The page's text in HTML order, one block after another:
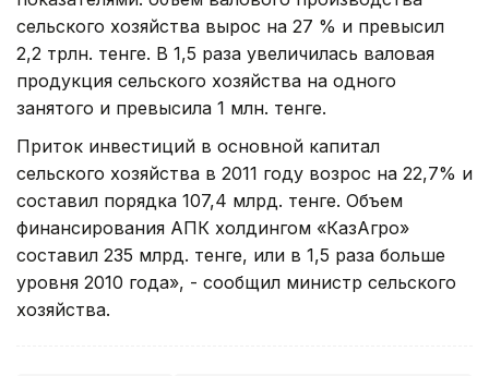
сельского хозяйства вырос на 27 % и превысил
2,2 трлн. тенге. В 1,5 раза увеличилась валовая
продукция сельского хозяйства на одного
занятого и превысила 1 млн. тенге.
Приток инвестиций в основной капитал
сельского хозяйства в 2011 году возрос на 22,7% и
составил порядка 107,4 млрд. тенге. Объем
финансирования АПК холдингом «КазАгро»
составил 235 млрд. тенге, или в 1,5 раза больше
уровня 2010 года», - сообщил министр сельского
хозяйства.